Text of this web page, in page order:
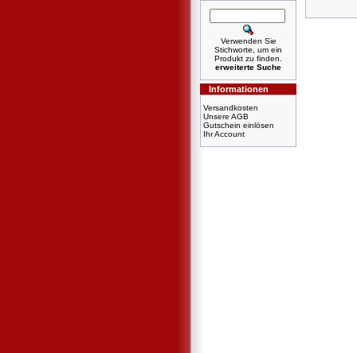
Verwenden Sie
Stichworte, um ein
Produkt zu finden.
erweiterte Suche
Informationen
Versandkosten
Unsere AGB
Gutschein einlösen
Ihr Account